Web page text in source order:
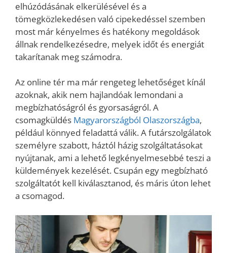
elhúzódásának elkerülésével és a
tömegközlekedésen való cipekedéssel szemben
most már kényelmes és hatékony megoldások
állnak rendelkezésedre, melyek időt és energiát
takarítanak meg számodra.
Az online tér ma már rengeteg lehetőséget kínál
azoknak, akik nem hajlandóak lemondani a
megbízhatóságról és gyorsaságról. A
csomagküldés Magyarországból Olaszországba,
például könnyed feladattá válik. A futárszolgálatok
személyre szabott, háztól házig szolgáltatásokat
nyújtanak, ami a lehető legkényelmesebbé teszi a
küldemények kezelését. Csupán egy megbízható
szolgáltatót kell kiválasztanod, és máris úton lehet
a csomagod.